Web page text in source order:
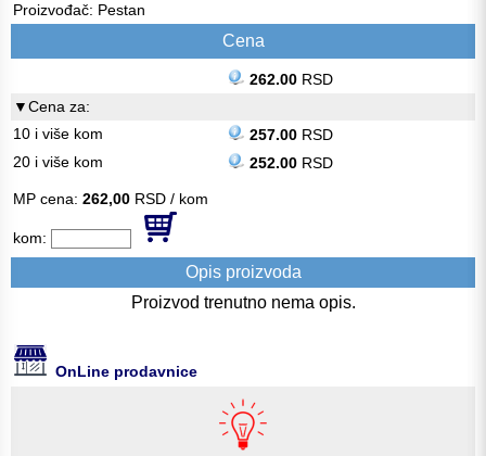
Proizvođač: Pestan
Cena
262.00 RSD
▼Cena za:
10 i više kom
257.00 RSD
20 i više kom
252.00 RSD
MP cena: 262,00 RSD / kom
kom:
Opis proizvoda
Proizvod trenutno nema opis.
OnLine prodavnice